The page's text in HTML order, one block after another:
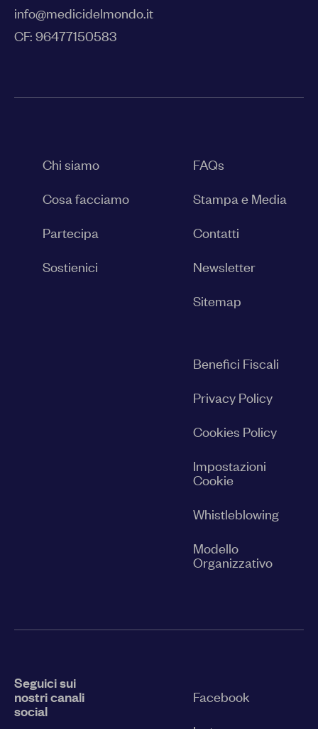
info@medicidelmondo.it
CF: 96477150583
Chi siamo
Cosa facciamo
Partecipa
Sostienici
FAQs
Stampa e Media
Contatti
Newsletter
Sitemap
Benefici Fiscali
Privacy Policy
Cookies Policy
Impostazioni
Cookie
Whistleblowing
Modello
Organizzativo
Seguici sui
nostri canali
social
Facebook